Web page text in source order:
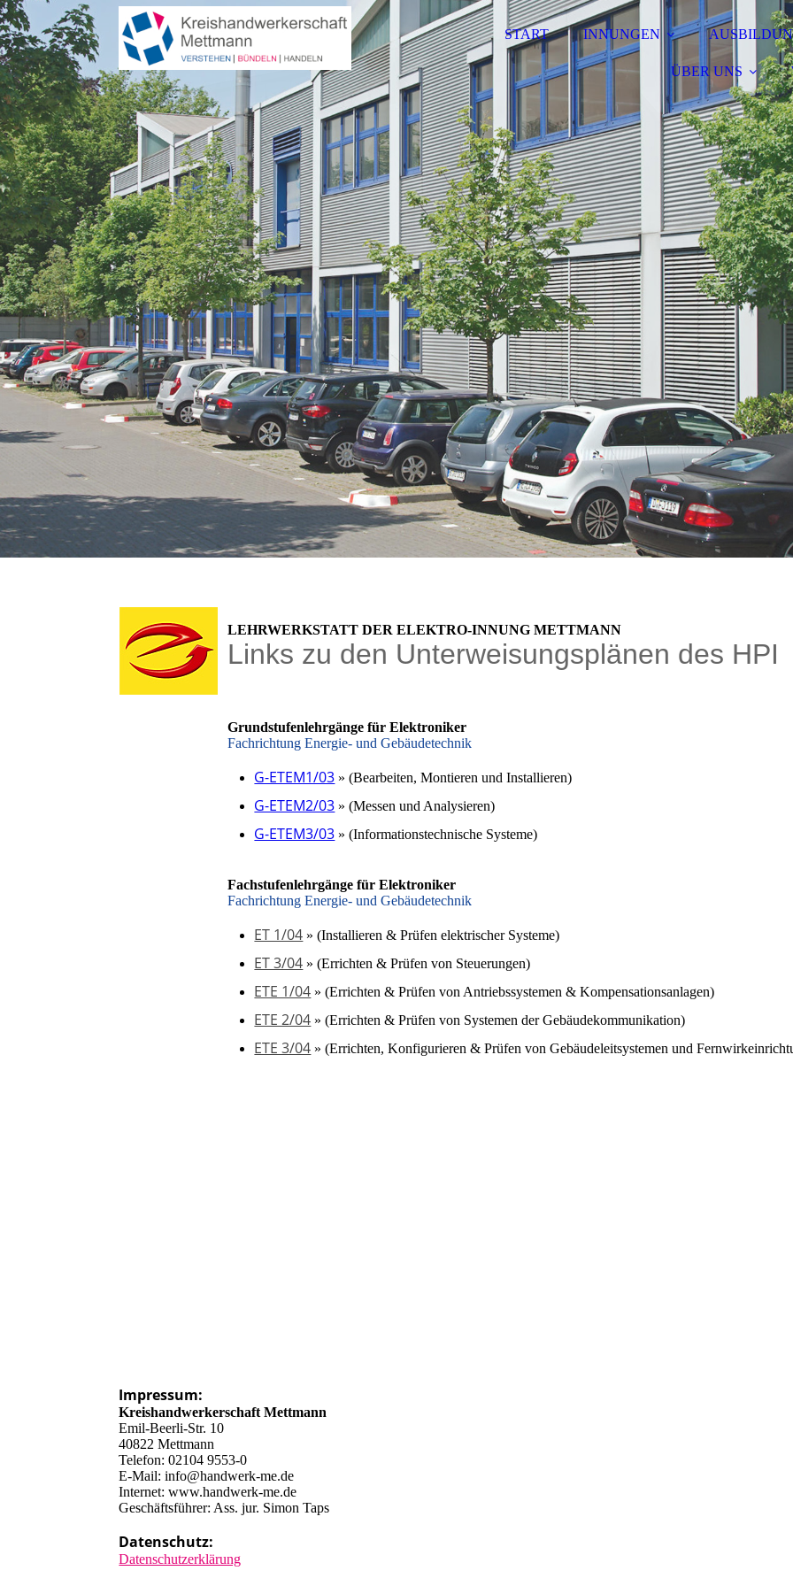
START INNUNGEN
ÜBER UNS
LEHR­WERK­STATT DER ELEKTRO-INNUNG METTMANN
Links zu den Unterweisungsplänen des HPI
Grundstufen­lehrgänge für Elektroniker
Fachrichtung Energie- und Gebäudetechnik
G-ETEM1/03 » (Bearbeiten, Montieren und Installieren)
G-ETEM2/03 » (Messen und Analysieren)
G-ETEM3/03 » (Informationstechnische Systeme)
Fachstufen­lehrgänge für Elektroniker
Fachrichtung Energie- und Gebäudetechnik
ET 1/04 » (Installieren & Prüfen elektrischer Systeme)
ET 3/04 » (Errichten & Prüfen von Steuerungen)
ETE 1/04 » (Errichten & Prüfen von Antriebssystemen & Kompensationsanlagen)
ETE 2/04 » (Errichten & Prüfen von Systemen der Gebäudekommunikation)
ETE 3/04 » (Errichten, Konfigurieren & Prüfen von Gebäudeleitsystemen und
Impressum:
Kreishandwerkerschaft Mettmann
Emil-Beerli-Str. 10
40822 Mettmann
Telefon: 02104 9553-0
E-Mail: info@handwerk-me.de
Internet: www.handwerk-me.de
Geschäftsführer: Ass. jur. Simon Taps
Datenschutz:
Datenschutzerklärung